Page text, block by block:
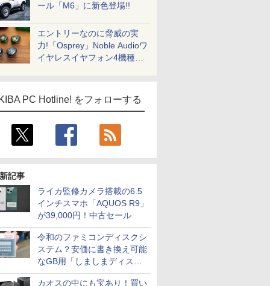
ール「M6」に新色登場!!
エントリーなのに脅威の実
力!「Osprey」Noble Audioワ
イヤレスイヤフォン4機種を
PC Hotline! をフォローする
記事
ライカ監修カメラ搭載の6.5
インチスマホ「AQUOS R9」
が39,000円！中古セール
令和のファミコンディスクシ
ステム？安価に書き換え可能
なGB用「しましまディスク
システム」
カオスの中にも宝あり！買い